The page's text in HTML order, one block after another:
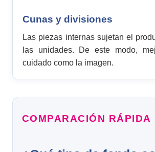
Cunas y divisiones
Las piezas internas sujetan el
las unidades. De este modo,
cuidado como la imagen.
COMPARACIÓN RÁPIDA